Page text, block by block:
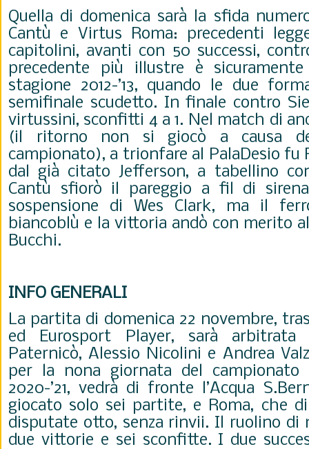
Quella di domenica sarà la sfida
Cantù e Virtus Roma: precedenti
capitolini, avanti con 50 successi,
precedente più illustre è
stagione 2012-’13, quando le due
semifinale scudetto. In finale contro
virtussini, sconfitti 4 a 1. Nel match di
(il ritorno non si giocò a causa
campionato), a trionfare al PalaDesio fu
dal già citato Jefferson, a tabellino
Cantù sfiorò il pareggio a fil di
sospensione di Wes Clark, ma il
biancoblù e la vittoria andò con merito
Bucchi.
INFO GENERALI
La partita di domenica 22 novembre,
ed Eurosport Player, sarà arbitrata
Paternicò, Alessio Nicolini e Andrea
per la nona giornata del campionato
2020-’21, vedrà di fronte l’Acqua
giocato solo sei partite, e Roma, che
disputate otto, senza rinvii. Il ruolino di
due vittorie e sei sconfitte. I due